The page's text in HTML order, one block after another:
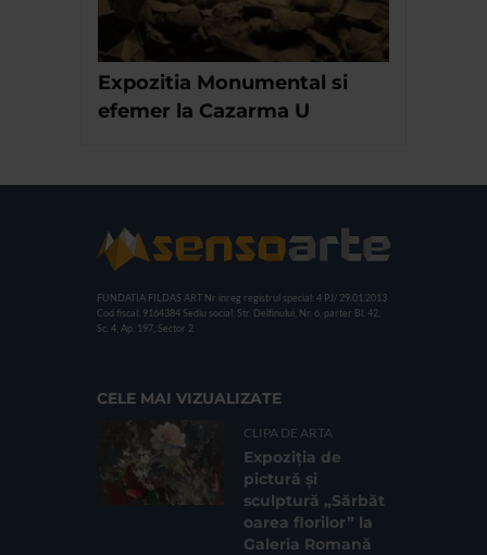
Expozitia Monumental si
efemer la Cazarma U
FUNDATIA FILDAS ART Nr inreg registrul special: 4 PJ/ 29.01.2013
Cod fiscal: 9164384 Sediu social: Str. Delfinului, Nr. 6, parter Bl. 42,
Sc. 4, Ap. 197, Sector 2
CELE MAI VIZUALIZATE
CLIPA DE ARTA
Expoziția de
pictură și
sculptură „Sărbăt
oarea florilor” la
Galeria Romană